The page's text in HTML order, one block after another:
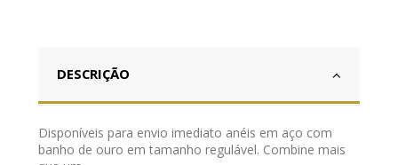
DESCRIÇÃO
Disponíveis para envio imediato anéis em aço com
banho de ouro em tamanho regulável. Combine mais